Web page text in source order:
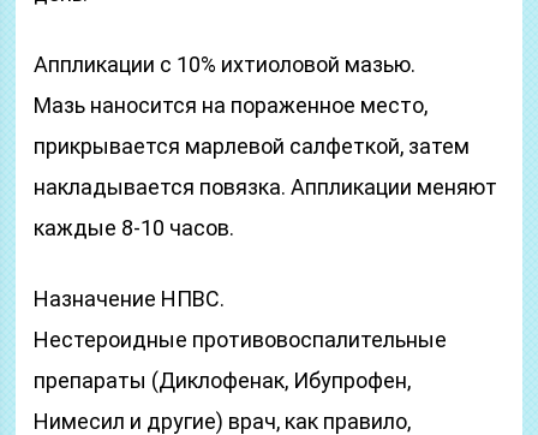
Аппликации с 10% ихтиоловой мазью.
Мазь наносится на пораженное место,
прикрывается марлевой салфеткой, затем
накладывается повязка. Аппликации меняют
каждые 8-10 часов.
Назначение НПВС.
Нестероидные противовоспалительные
препараты (Диклофенак, Ибупрофен,
Нимесил и другие) врач, как правило,